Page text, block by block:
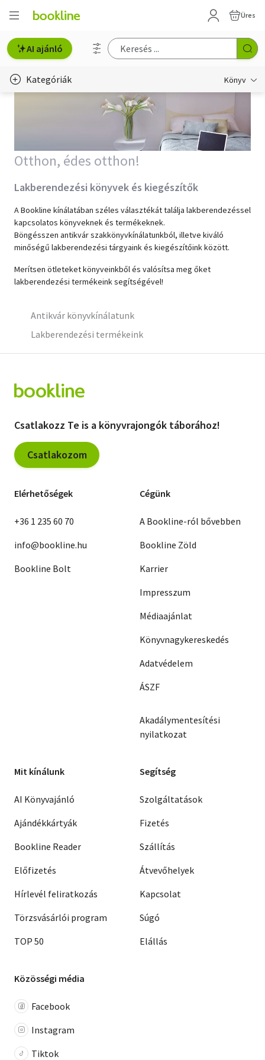
Üres
AI ajánló
Kategóriák Könyv
Gyermek- és ifjúsági
Hobbi, szabadidő
Irodalom
Művészet
Szótár, nyelvkönyv
Tankönyv, segédkönyv
Társadalomtudomány
Történelem
Otthon, édes otthon!
Lakberendezési könyvek és kiegészítők
A Bookline kínálatában széles választékát találja lakberendezéssel
kapcsolatos könyveknek és termékeknek.
Böngésszen antikvár szakkönyvkínálatunkból, illetve kiváló
minőségű lakberendezési tárgyaink és kiegészítőink között.
Merítsen ötleteket könyveinkből és valósítsa meg őket
lakberendezési termékeink segítségével!
Antikvár könyvkínálatunk
Lakberendezési termékeink
Csatlakozz Te is a könyvrajongók táborához!
Csatlakozom
Elérhetőségek
+36 1 235 60 70
info@bookline.hu
Bookline Bolt
Cégünk
A Bookline-ról bővebben
Bookline Zöld
Karrier
Impresszum
Médiaajánlat
Könyvnagykereskedés
Adatvédelem
ÁSZF
Akadálymentesítési
nyilatkozat
Mit kínálunk
AI Könyvajánló
Ajándékkártyák
Bookline Reader
Előfizetés
Hírlevél feliratkozás
Törzsvásárlói program
TOP 50
Segítség
Szolgáltatások
Fizetés
Szállítás
Átvevőhelyek
Kapcsolat
Súgó
Elállás
Közösségi média
Facebook
Instagram
Tiktok